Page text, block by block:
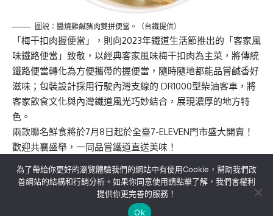
圖説：醬燒雞鹹豬肉雙拼便當。（台鐵提供）
「梅干扣肉握便當」，則向2023年鐵道生活節推出的「客家風
味鐵路便當」致敬，以經典客家風味梅干扣肉為主菜，將傳統
鐵路便當轉化為方便攜帶的握便當，隨時隨地都能品嘗鹹香好
滋味；包裝設計採用行駛內灣支線的 DR1000型柴油客車，將
客家飲食文化與內灣鐵道風光巧妙結合，展現濃厚的地方特
色。
兩款聯名鮮食將於7月8日起於全臺7-ELEVEN門市盛大開賣！
歡迎共襄盛舉，一同品嘗鐵道直送美味！
關於我們 隱私權政策 聯絡我們
為了帶給你更好的瀏覽體驗我們的網站中有使用Cookie，幫助我們改
善網站的結構和行銷分析。如果你同意使用請點擊了解，我們會權利
提供你更完善的服務！
Ok